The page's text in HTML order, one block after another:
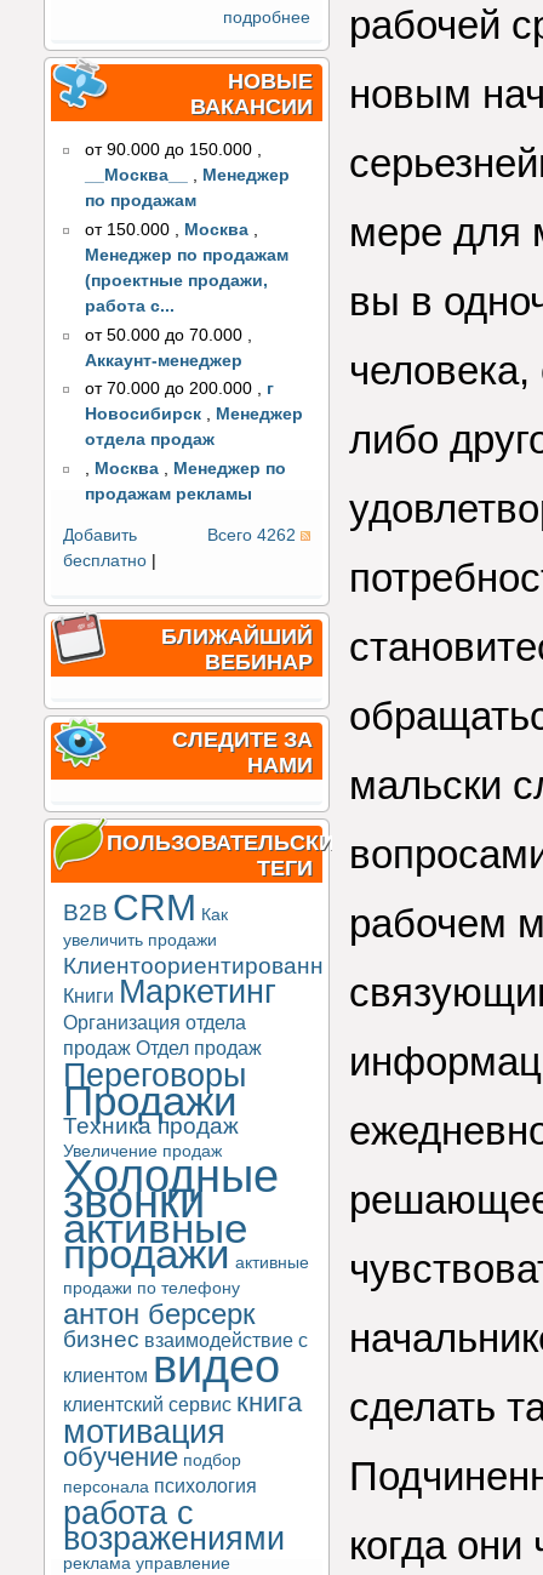
подробнее
НОВЫЕ
ВАКАНСИИ
от 90.000 до 150.000 ,
__Москва__
, Менеджер
по продажам
от 150.000
Москва
Менеджер по продажам
(проектные продажи,
работа с...
от 50.000 до 70.000
Аккаунт-менеджер
от 70.000 до 200.000 , г
Новосибирск , Менеджер
отдела продаж
, Москва , Менеджер по
продажам рекламы
Всего 4262
Добавить
бесплатно
БЛИЖАЙШИЙ
ВЕБИНАР
СЛЕДИТЕ ЗА
НАМИ
ПОЛЬЗОВАТЕЛЬСКИЕ
ТЕГИ
B2B CRM Как
увеличить продажи
Клиентоориентированность
Книги Маркетинг
Организация отдела
продаж Отдел продаж
Переговоры
Продажи
Техника продаж
Увеличение продаж
Холодные
звонки
активные
продажи активные
продажи по телефону
антон берсерк
бизнес взаимодействие с
клиентом видео
клиентский сервис книга
мотивация
обучение подбор
персонала психология
работа с
возражениями
реклама управление
рабочей
новым
мере для
вы в
человека,
либо
мальски
рабочем
решающее
сделать
когда они